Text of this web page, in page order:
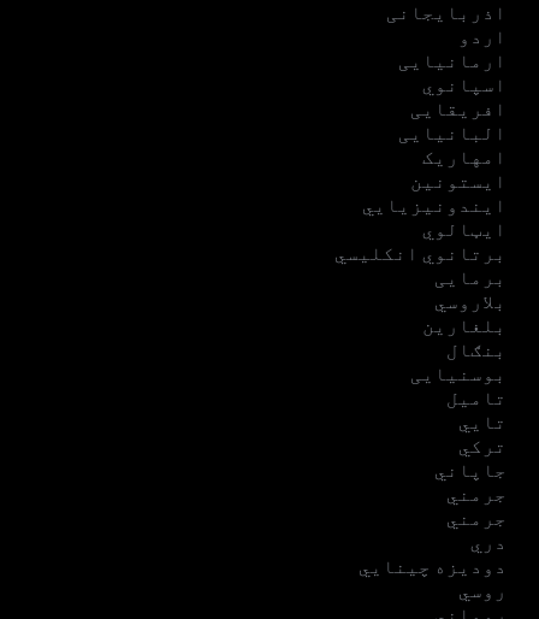
اذربایجانی
اردو
ارمانیایی
اسپانوي
افریقایی
البانیایی
امهاریک
ایستونین
ایندونیزیایي
ایټالوي
برتانوي انکلیسي
برمایی
بلاروسي
بلغارین
بنګال
بوسنیایی
تامیل
تایي
ترکي
جاپاني
جرمني
جرمني
دري
دودیزه چینایي
روسي